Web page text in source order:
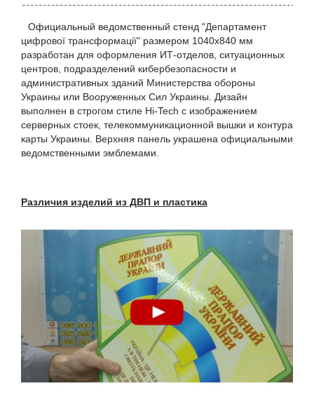
Официальный ведомственный стенд "Департамент
цифрової трансформації" размером 1040х840 мм
разработан для оформления ИТ-отделов, ситуационных
центров, подразделений кибербезопасности и
административных зданий Министерства обороны
Украины или Вооруженных Сил Украины. Дизайн
выполнен в строгом стиле Hi-Tech с изображением
серверных стоек, телекоммуникационной вышки и контура
карты Украины. Верхняя панель украшена официальными
ведомственными эмблемами.
Различия изделий из ДВП и пластика